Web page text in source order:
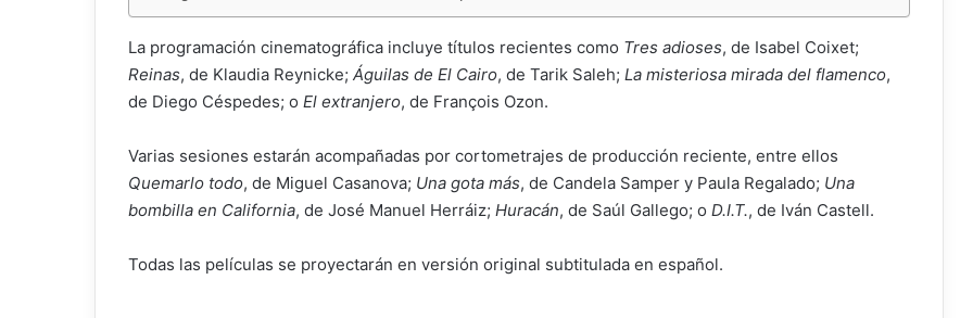
La programación cinematográfica incluye títulos recientes como Tres adioses, de Isabel Coixet;
Reinas, de Klaudia Reynicke; Águilas de El Cairo, de Tarik Saleh; La misteriosa mirada del flamenco,
de Diego Céspedes; o El extranjero, de François Ozon.
Varias sesiones estarán acompañadas por cortometrajes de producción reciente, entre ellos
Quemarlo todo, de Miguel Casanova; Una gota más, de Candela Samper y Paula Regalado; Una
bombilla en California, de José Manuel Herráiz; Huracán, de Saúl Gallego; o D.I.T., de Iván Castell.
Todas las películas se proyectarán en versión original subtitulada en español.